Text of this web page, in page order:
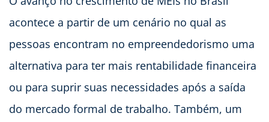
acontece a partir de um cenário no qual as
pessoas encontram no empreendedorismo uma
alternativa para ter mais rentabilidade financeira
ou para suprir suas necessidades após a saída
do mercado formal de trabalho. Também, um